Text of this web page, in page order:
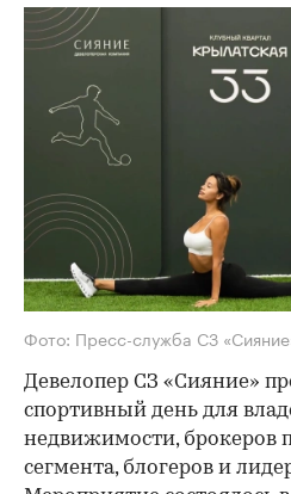
Фото: Пресс-служба СЗ
Девелопер СЗ «Сияние»
спортивный день для
недвижимости, брокеров
сегмента, блогеров и